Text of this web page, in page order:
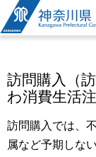
神奈川県
訪問購入（
わ消費生活
訪問購入では、
属など予期しな